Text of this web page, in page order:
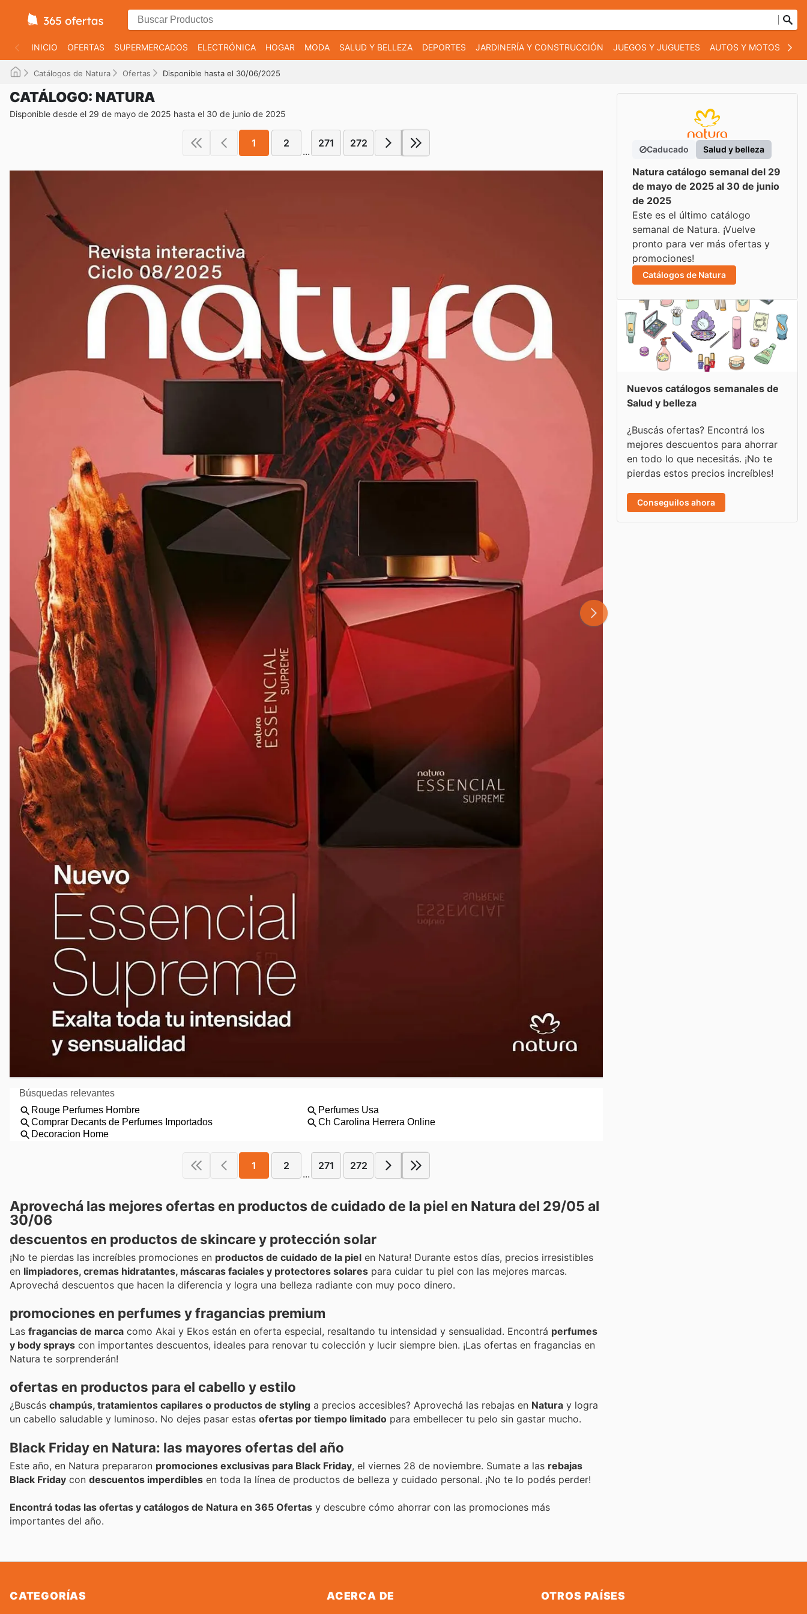
INICIO OFERTAS SUPERMERCADOS ELECTRÓNICA HOGAR MODA SALUD Y BELLEZA DEPORTES JARDINERÍA Y CONSTRUCCIÓN JUEGOS Y JUGUETES AUTOS Y MOTOS
Catálogos de Natura Ofertas Disponible hasta el 30/06/2025
CATÁLOGO: NATURA
Disponible desde el 29 de mayo de 2025 hasta el 30 de junio de 2025
1 2
...
271 272
1 2
...
271 272
Aprovechá las mejores ofertas en productos de cuidado de la piel en Natura del 29/05 al
30/06
descuentos en productos de skincare y protección solar
¡No te pierdas las increíbles promociones en productos de cuidado de la piel en Natura! Durante estos días, precios irresistibles
en limpiadores, cremas hidratantes, máscaras faciales y protectores solares para cuidar tu piel con las mejores marcas.
Aprovechá descuentos que hacen la diferencia y logra una belleza radiante con muy poco dinero.
promociones en perfumes y fragancias premium
Las fragancias de marca como Akai y Ekos están en oferta especial, resaltando tu intensidad y sensualidad. Encontrá perfumes
y body sprays con importantes descuentos, ideales para renovar tu colección y lucir siempre bien. ¡Las ofertas en fragancias en
Natura te sorprenderán!
ofertas en productos para el cabello y estilo
¿Buscás champús, tratamientos capilares o productos de styling a precios accesibles? Aprovechá las rebajas en Natura y logra
un cabello saludable y luminoso. No dejes pasar estas ofertas por tiempo limitado para embellecer tu pelo sin gastar mucho.
Black Friday en Natura: las mayores ofertas del año
Este año, en Natura prepararon promociones exclusivas para Black Friday, el viernes 28 de noviembre. Sumate a las rebajas
Black Friday con descuentos imperdibles en toda la línea de productos de belleza y cuidado personal. ¡No te lo podés perder!
Encontrá todas las ofertas y catálogos de Natura en 365 Ofertas y descubre cómo ahorrar con las promociones más
importantes del año.
Caducado Salud y belleza
Natura catálogo semanal del 29
de mayo de 2025 al 30 de junio
de 2025
Este es el último catálogo
semanal de Natura. ¡Vuelve
pronto para ver más ofertas y
promociones!
Catálogos de Natura
Nuevos catálogos semanales de
Salud y belleza
¿Buscás ofertas? Encontrá los
mejores descuentos para ahorrar
en todo lo que necesitás. ¡No te
pierdas estos precios increíbles!
Conseguilos ahora
CATEGORÍAS ACERCA DE OTROS PAÍSES